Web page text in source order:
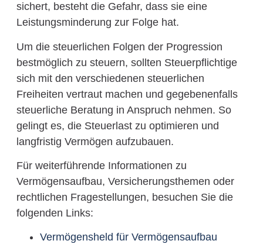
sichert, besteht die Gefahr, dass sie eine
Leistungsminderung zur Folge hat.
Um die steuerlichen Folgen der Progression
bestmöglich zu steuern, sollten Steuerpflichtige
sich mit den verschiedenen steuerlichen
Freiheiten vertraut machen und gegebenenfalls
steuerliche Beratung in Anspruch nehmen. So
gelingt es, die Steuerlast zu optimieren und
langfristig Vermögen aufzubauen.
Für weiterführende Informationen zu
Vermögensaufbau, Versicherungsthemen oder
rechtlichen Fragestellungen, besuchen Sie die
folgenden Links:
Vermögensheld für Vermögensaufbau